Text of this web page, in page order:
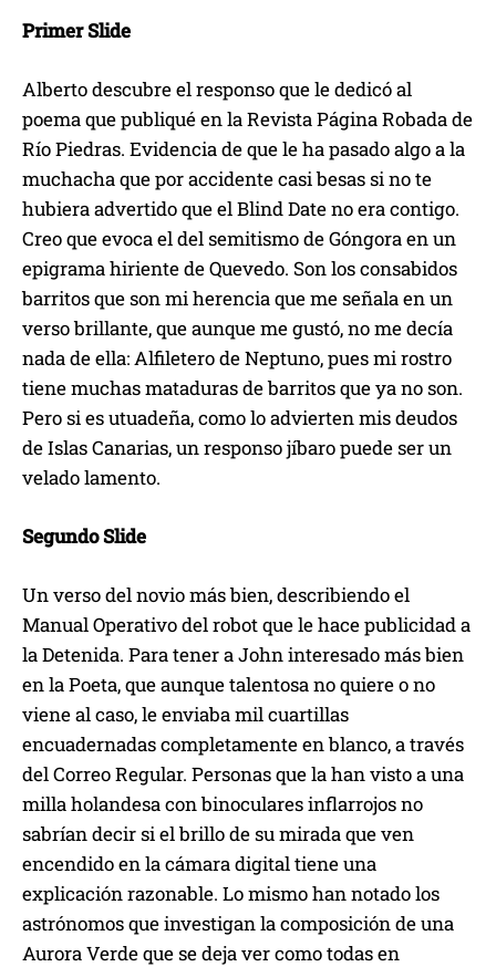
Primer Slide
Alberto descubre el responso que le dedicó al
poema que publiqué en la Revista Página Robada de
Río Piedras. Evidencia de que le ha pasado algo a la
muchacha que por accidente casi besas si no te
hubiera advertido que el Blind Date no era contigo.
Creo que evoca el del semitismo de Góngora en un
epigrama hiriente de Quevedo. Son los consabidos
barritos que son mi herencia que me señala en un
verso brillante, que aunque me gustó, no me decía
nada de ella: Alfiletero de Neptuno, pues mi rostro
tiene muchas mataduras de barritos que ya no son.
Pero si es utuadeña, como lo advierten mis deudos
de Islas Canarias, un responso jíbaro puede ser un
velado lamento.
Segundo Slide
Un verso del novio más bien, describiendo el
Manual Operativo del robot que le hace publicidad a
la Detenida. Para tener a John interesado más bien
en la Poeta, que aunque talentosa no quiere o no
viene al caso, le enviaba mil cuartillas
encuadernadas completamente en blanco, a través
del Correo Regular. Personas que la han visto a una
milla holandesa con binoculares inflarrojos no
sabrían decir si el brillo de su mirada que ven
encendido en la cámara digital tiene una
explicación razonable. Lo mismo han notado los
astrónomos que investigan la composición de una
Aurora Verde que se deja ver como todas en